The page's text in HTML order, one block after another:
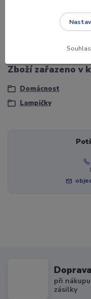
Zboží zařazeno v
Domácnost
Lampičky
při
zásilky